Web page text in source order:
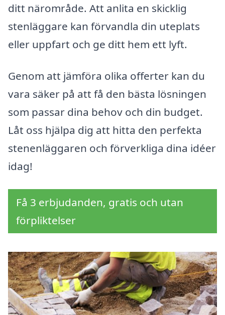
ditt närområde. Att anlita en skicklig
stenläggare kan förvandla din uteplats
eller uppfart och ge ditt hem ett lyft.
Genom att jämföra olika offerter kan du
vara säker på att få den bästa lösningen
som passar dina behov och din budget.
Låt oss hjälpa dig att hitta den perfekta
stenenläggaren och förverkliga dina idéer
idag!
Få 3 erbjudanden, gratis och utan
förpliktelser